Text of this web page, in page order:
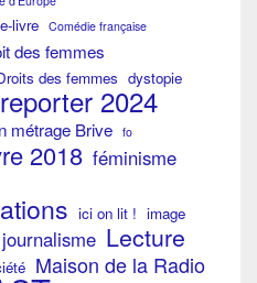
livre Comédie française
des femmes
des femmes dystopie
2024
métrage Brive fo
2018 féminisme
ici on lit ! image
journalisme Lecture
Maison de la Radio